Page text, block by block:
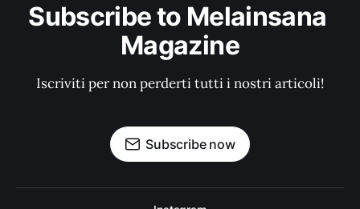
Subscribe to Melainsana
Magazine
Iscriviti per non perderti tutti i nostri articoli!
Subscribe now